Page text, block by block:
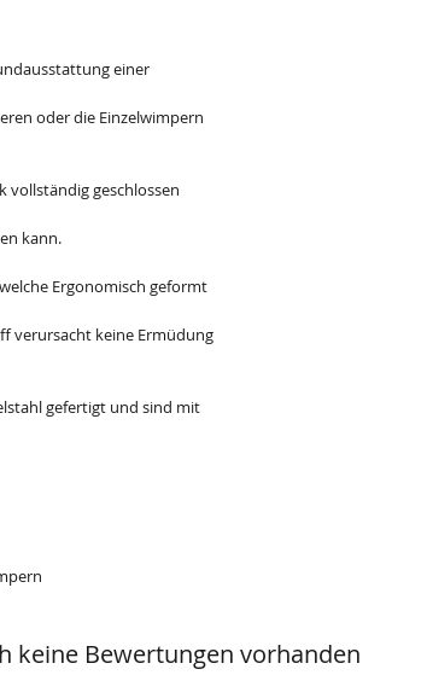
einer
oder die Einzelwimpern
vollständig geschlossen
kann.
Ergonomisch geformt
verursacht keine Ermüdung
gefertigt und sind mit
keine Bewertungen vorhanden